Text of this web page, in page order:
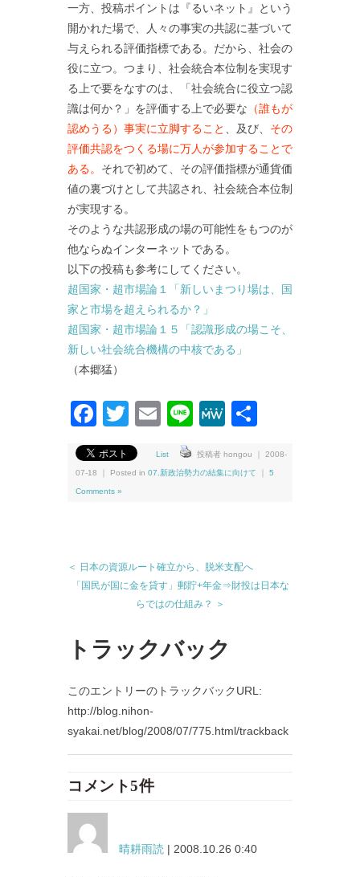
一方、投稿ポイントは『るいネット』という
開かれた場で、人々の事実の共認に基づいて
与えられる評価指標である。だから、社会の
役に立つ。つまり、社会統合本位制を実現す
る上で要をなすのは、「社会統合に役立つ認
識は何か？」を評価する上で必要な （誰もが
認めうる）事実に立脚すること
、及び、 その
評価共認をつくる場に万人が参加することで
ある。 それで初めて、その評価指標が通貨価
値の裏づけとして共認され、社会統合本位制
が実現する。
そのような共認形成の場の可能性をもつのが
他ならぬインターネットである。
以下の投稿も参考にしてください。
超国家・超市場論１「新しいまつり場は、国
家と市場を超えられるか？」
超国家・超市場論１５「認識形成の場こそ、
新しい社会統合機構の中核である」
（本郷猛）
Facebook
Twitter
EmailLineMeWe
List 投稿者 hongou ｜ 2008-
07-18 ｜ Posted in 07.新政治勢力の結集に向けて 5
Comments »
＜ 日本の資源ルート確立から、脱米支配へ
「国民が国に金を貸す」郵貯+年金⇒財投は日本な
らではの仕組み？ ＞
トラックバック
このエントリーのトラックバックURL:
http://blog.nihon-
syakai.net/blog/2008/07/775.html/trackback
コメント5件
晴耕雨読 | 2008.10.26 0:40